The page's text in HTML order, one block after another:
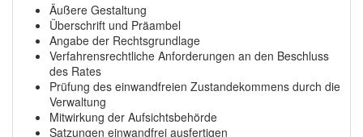
Äußere Gestaltung
Überschrift und Präambel
Angabe der Rechtsgrundlage
Verfahrensrechtliche Anforderungen an den Beschluss
des Rates
Prüfung des einwandfreien Zustandekommens durch die
Verwaltung
Mitwirkung der Aufsichtsbehörde
Satzungen einwandfrei ausfertigen